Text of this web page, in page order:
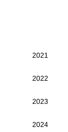
2021
2022
2023
2024